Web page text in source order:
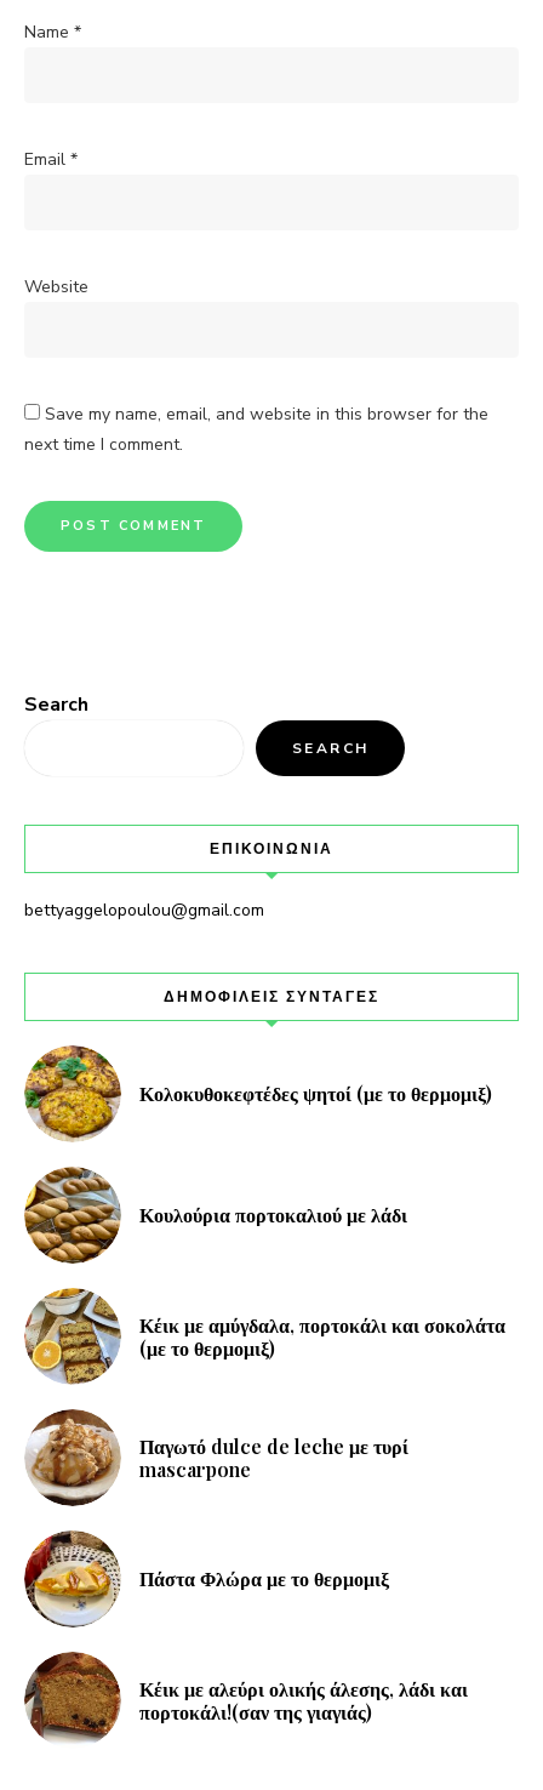
Name *
Email *
Website
Save my name, email, and website in this browser for the
next time I comment.
Search
SEARCH
ΕΠΙΚΟΙΝΩΝΙΑ
bettyaggelopoulou@gmail.com
ΔΗΜΟΦΙΛΕΙΣ ΣΥΝΤΑΓΕΣ
Κολοκυθοκεφτέδες ψητοί (με το θερμομιξ)
Κουλούρια πορτοκαλιού με λάδι
Κέικ με αμύγδαλα, πορτοκάλι και σοκολάτα
(με το θερμομιξ)
Παγωτό dulce de leche με τυρί
mascarpone
Πάστα Φλώρα με το θερμομιξ
Κέικ με αλεύρι ολικής άλεσης, λάδι και
πορτοκάλι!(σαν της γιαγιάς)